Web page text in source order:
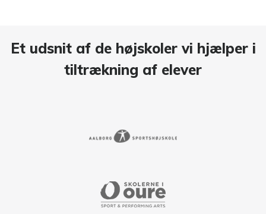
Et udsnit af de højskoler vi hjælper i
tiltrækning af elever